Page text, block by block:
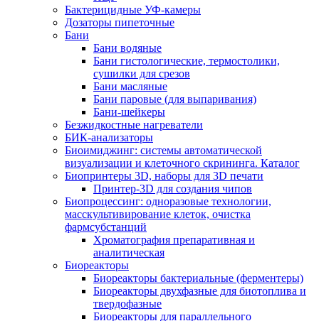
Бактерицидные УФ-камеры
Дозаторы пипеточные
Бани
Бани водяные
Бани гистологические, термостолики,
сушилки для срезов
Бани масляные
Бани паровые (для выпаривания)
Бани-шейкеры
Безжидкостные нагреватели
БИК-анализаторы
Биоимиджинг: системы автоматической
визуализации и клеточного скрининга. Каталог
Биопринтеры 3D, наборы для 3D печати
Принтер-3D для создания чипов
Биопроцессинг: одноразовые технологии,
масскультивирование клеток, очистка
фармсубстанций
Хроматография препаративная и
аналитическая
Биореакторы
Биореакторы бактериальные (ферментеры)
Биореакторы двухфазные для биотоплива и
твердофазные
Биореакторы для параллельного